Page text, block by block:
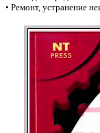
• Ремонт, устранение